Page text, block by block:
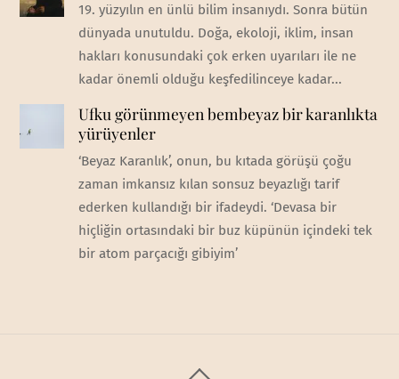
19. yüzyılın en ünlü bilim insanıydı. Sonra bütün
dünyada unutuldu. Doğa, ekoloji, iklim, insan
hakları konusundaki çok erken uyarıları ile ne
kadar önemli olduğu keşfedilinceye kadar...
Ufku görünmeyen bembeyaz bir karanlıkta
yürüyenler
‘Beyaz Karanlık’, onun, bu kıtada görüşü çoğu
zaman imkansız kılan sonsuz beyazlığı tarif
ederken kullandığı bir ifadeydi. ‘Devasa bir
hiçliğin ortasındaki bir buz küpünün içindeki tek
bir atom parçacığı gibiyim’